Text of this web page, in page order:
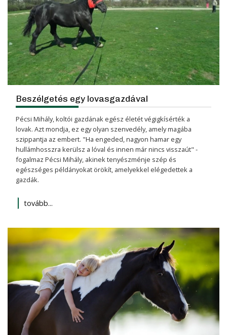
Beszélgetés egy lovasgazdával
Pécsi Mihály, koltói gazdának egész életét végigkísérték a
lovak. Azt mondja, ez egy olyan szenvedély, amely magába
szippantja az embert. "Ha engeded, nagyon hamar egy
hullámhosszra kerülsz a lóval és innen már nincs visszaút" -
fogalmaz Pécsi Mihály, akinek tenyészménje szép és
egészséges példányokat örökít, amelyekkel elégedettek a
gazdák.
tovább...